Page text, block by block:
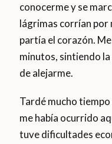
conocerme y se
lágrimas corrían por
partía el corazón.
minutos, sintiendo
de alejarme.
Tardé mucho
me había ocurrido
tuve dificultades